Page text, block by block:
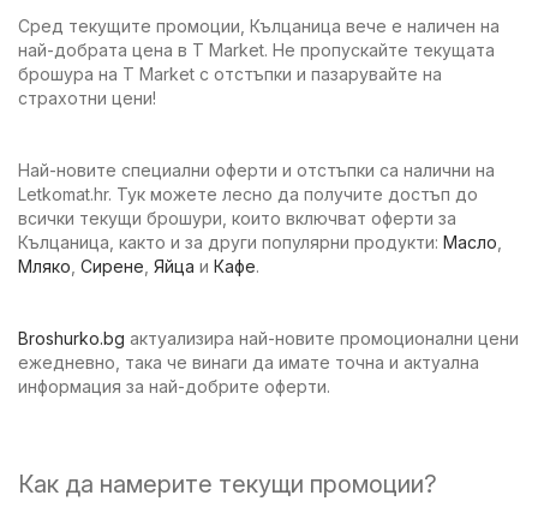
Сред текущите промоции, Кълцаница вече е наличен на
най-добрата цена в T Market. Не пропускайте текущата
брошура на T Market с отстъпки и пазарувайте на
страхотни цени!
Най-новите специални оферти и отстъпки са налични на
Letkomat.hr. Тук можете лесно да получите достъп до
всички текущи брошури, които включват оферти за
Кълцаница, както и за други популярни продукти: Масло
Мляко Сирене Яйца и Кафе.
Broshurko.bg актуализира най-новите промоционални цени
ежедневно, така че винаги да имате точна и актуална
информация за най-добрите оферти.
Как да намерите текущи промоции?